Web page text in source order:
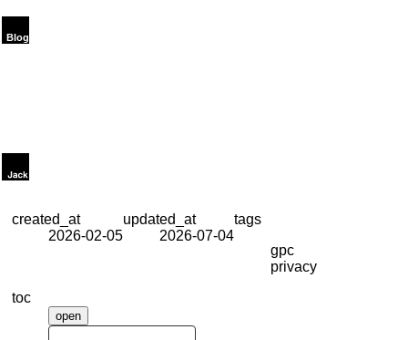
created_at
2026-02-05
updated_at
2026-07-04
tags
gpc
privacy
toc
open